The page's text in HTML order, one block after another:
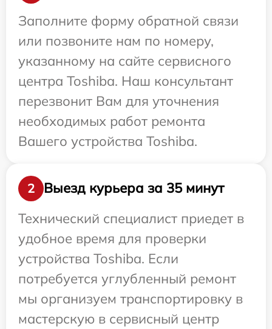
Заполните форму обратной связи
или позвоните нам по номеру,
указанному на сайте сервисного
центра Toshiba. Наш консультант
перезвонит Вам для уточнения
необходимых работ ремонта
Вашего устройства Toshiba.
2
Выезд курьера за 35 минут
Технический специалист приедет в
удобное время для проверки
устройства Toshiba. Если
потребуется углубленный ремонт
мы организуем транспортировку в
мастерскую в сервисный центр